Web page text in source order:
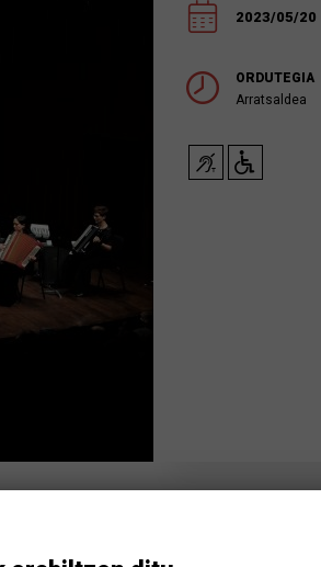
2023/05/20
ORDUTEGIA
Arratsaldea